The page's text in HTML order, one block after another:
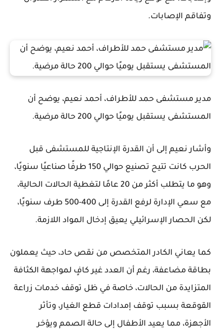
وتفاقم الإصابات.
مدير مستشفى حمد للأطراف، أحمد نعيم، يوضح أن
المستشفى يستقبل يوميًا حوالي 200 حالة مرضية.
وأشار نعيم إلى أن القدرة الإنتاجية للمستشفى قبل
الحرب كانت تتيح تصنيع حوالي 150 طرفًا صناعيًا سنويًا،
وهو ما يتطلب أكثر من 20 عامًا لتغطية الحالات الحالية،
مع سعي الإدارة لرفع القدرة إلى 400-500 طرف سنويًا،
لكن الحصار الإسرائيلي يعيق إدخال المواد اللازمة.
كما يعاني الكادر المتخصص من نقص حاد، حيث يعملون
بطاقة مضاعفة، رغم أن العدد غير كافٍ لمواجهة الكثافة
المتزايدة من الحالات، خاصة في ظل توقف خدمات زراعة
القوقعة بسبب توقف إمدادات قطع الغيار، وتأثر
الأجهزة، مما يعيد الأطفال إلى حالة الصمم ويؤخر